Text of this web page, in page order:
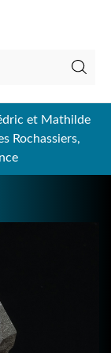
et Mathilde
Rochassiers,